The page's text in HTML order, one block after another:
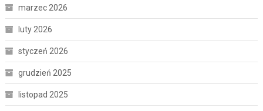
marzec 2026
luty 2026
styczeń 2026
grudzień 2025
listopad 2025